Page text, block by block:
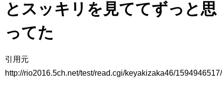
ィット!】
乃木坂あんてな ～乃木坂46・欅坂46・日向坂46のニュース・情報・話題
シャルグッズ絶賛販売受付中
日向坂46まとめのまとめ / 【日向坂46】この月、何かあるのか！？『お願
日向坂46まとめのまとめ / 【元日向坂46】この卒業生、めちゃくちゃテレ
欅坂/日向坂46まとめのまとめ / 【櫻坂46】リアルミーグリであの販売も！
とスッキリを見ててずっと思
ってた
引用元
http://rio2016.5ch.net/test/read.cgi/keyakizaka46/1594946517/